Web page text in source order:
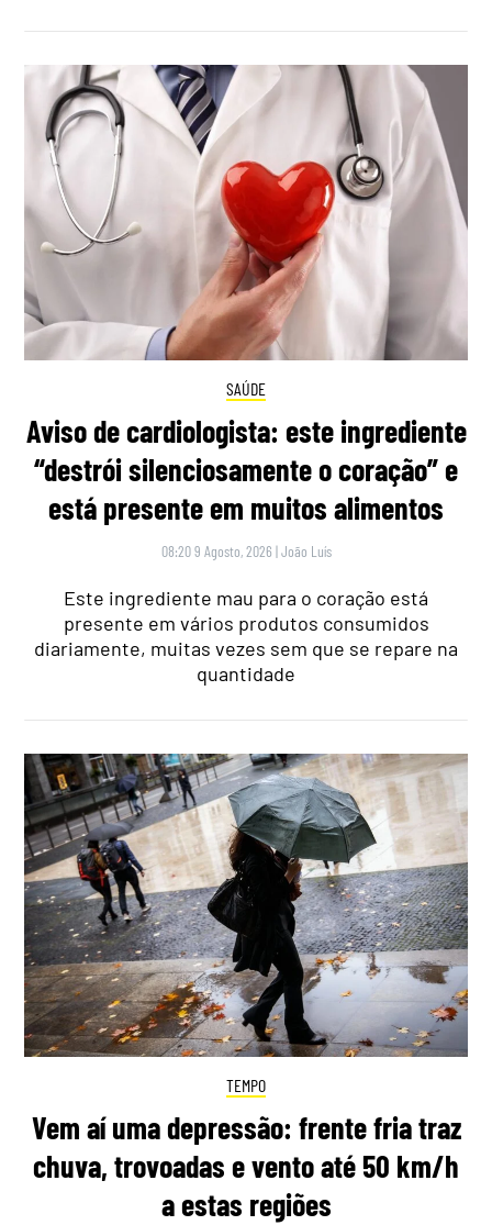
SAÚDE
Aviso de cardiologista: este ingrediente
“destrói silenciosamente o coração” e
está presente em muitos alimentos
08:20 9 Agosto, 2026 |João Luís
Este ingrediente mau para o coração está
presente em vários produtos consumidos
diariamente, muitas vezes sem que se repare na
quantidade
TEMPO
Vem aí uma depressão: frente fria traz
chuva, trovoadas e vento até 50 km/h
a estas regiões